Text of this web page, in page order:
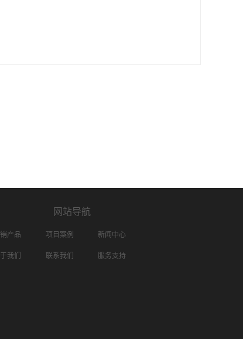
网站导航
产品 项目案例 新闻中心
我们 联系我们 服务支持